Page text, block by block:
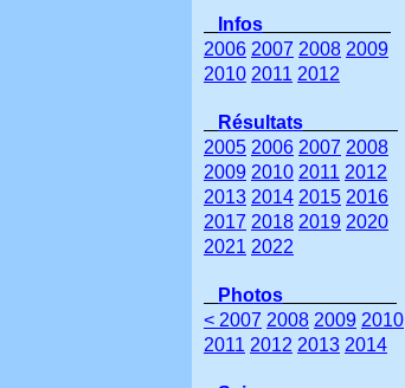
Infos
2006 2007 2008 2009
2010 2011 2012
Résultats
2005 2006 2007 2008
2009 2010 2011 2012
2013 2014 2015 2016
2017 2018 2019 2020
2021 2022
Photos
< 2007 2008 2009 2010
2011 2012 2013 2014